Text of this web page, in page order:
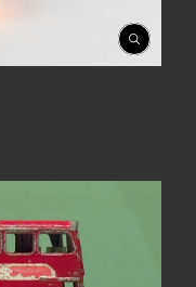
開
啟